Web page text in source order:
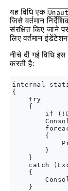
यह विधि एक
जिसे वर्तमान
संरक्षित किए जाने
लिए वर्तमान
नीचे दी गई विधि
करती है:
internal
{
    try
    {
if
        {
        }
    }
catch
    {
    }